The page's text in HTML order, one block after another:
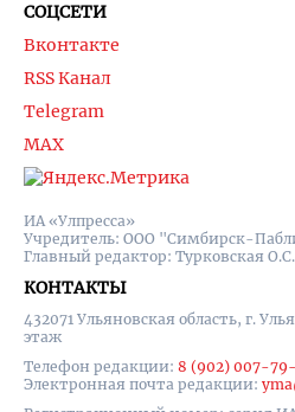
ИА «Улпресса»
Учредитель: ООО "Симбирск-
Главный редактор: Турковская О.С.
КОНТАКТЫ
432071 Ульяновская область, г.
этаж
Телефон редакции: 8 (902) 007-
Электронная почта редакции:
СОЦСЕТИ
Вконтакте
RSS Канал
Telegram
MAX